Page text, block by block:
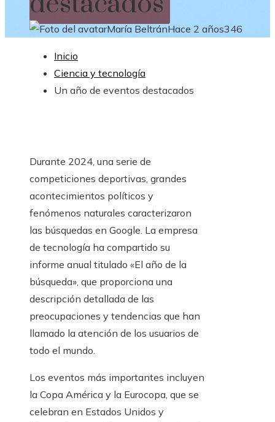
María BeltránHace 2 años346
Inicio
Ciencia y tecnología
Un año de eventos destacados
Durante 2024, una serie de
competiciones deportivas, grandes
acontecimientos políticos y
fenómenos naturales caracterizaron
las búsquedas en Google. La empresa
de tecnología ha compartido su
informe anual titulado «El año de la
búsqueda», que proporciona una
descripción detallada de las
preocupaciones y tendencias que han
llamado la atención de los usuarios de
todo el mundo.
Los eventos más importantes incluyen
la Copa América y la Eurocopa, que se
celebran en Estados Unidos y